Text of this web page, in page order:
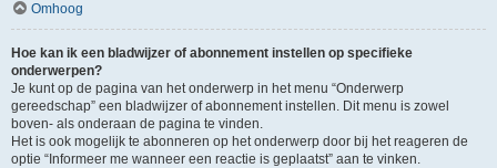
Omhoog
Hoe kan ik een bladwijzer of abonnement instellen op specifieke
onderwerpen?
Je kunt op de pagina van het onderwerp in het menu “Onderwerp
gereedschap” een bladwijzer of abonnement instellen. Dit menu is zowel
boven- als onderaan de pagina te vinden.
Het is ook mogelijk te abonneren op het onderwerp door bij het reageren de
optie “Informeer me wanneer een reactie is geplaatst” aan te vinken.